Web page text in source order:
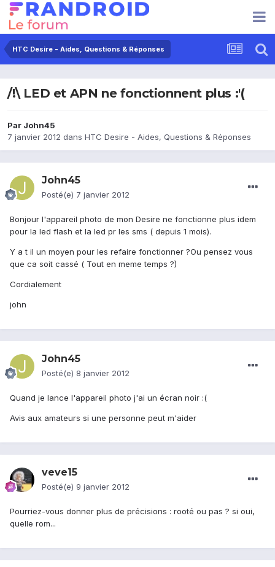
HTC Desire - Aides, Questions & Réponses
/!\ LED et APN ne fonctionnent plus :'(
Par John45
7 janvier 2012 dans HTC Desire - Aides, Questions & Réponses
John45
Posté(e) 7 janvier 2012
Bonjour l'appareil photo de mon Desire ne fonctionne plus idem
pour la led flash et la led pr les sms ( depuis 1 mois).
Y a t il un moyen pour les refaire fonctionner ?Ou pensez vous
que ca soit cassé ( Tout en meme temps ?)
Cordialement
john
John45
Posté(e) 8 janvier 2012
Quand je lance l'appareil photo j'ai un écran noir :(
Avis aux amateurs si une personne peut m'aider
veve15
Posté(e) 9 janvier 2012
Pourriez-vous donner plus de précisions : rooté ou pas ? si oui,
quelle rom...